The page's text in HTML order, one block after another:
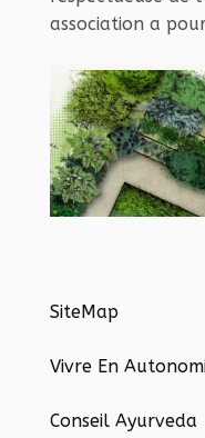
association a
SiteMap
Vivre En
Conseil Ayurveda